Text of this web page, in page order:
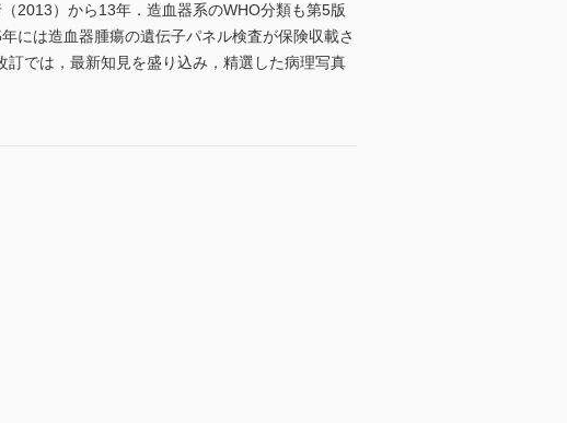
2013）から13年．造血器系のWHO分類も第5版
には造血器腫瘍の遺伝子パネル検査が保険収載さ
では，最新知見を盛り込み，精選した病理写真